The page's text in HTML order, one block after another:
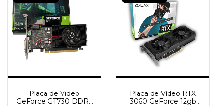
Placa de Video
GeForce GT730 DDR5
Placa de Vídeo RTX
3060 GeForce 12gb